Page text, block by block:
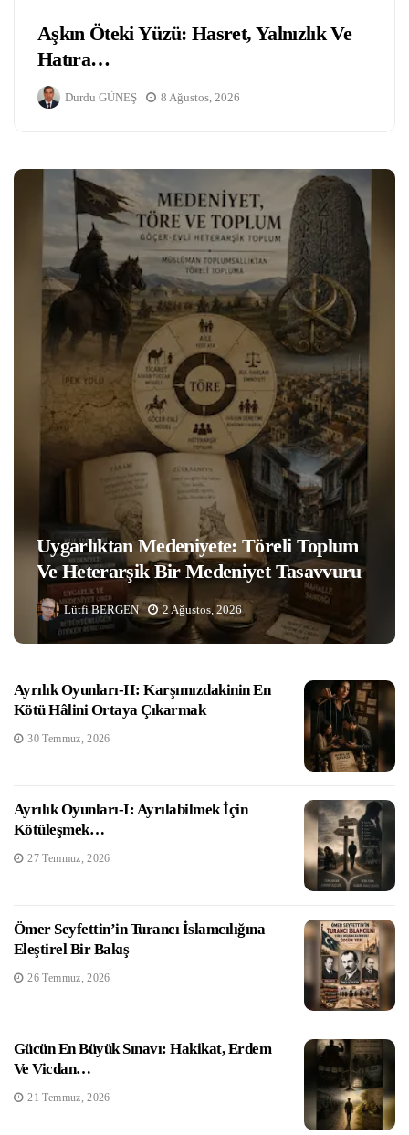
Aşkın Öteki Yüzü: Hasret, Yalnızlık Ve
Hatıra…
Durdu GÜNEŞ 8 Ağustos, 2026
Uygarlıktan Medeniyete: Töreli Toplum
Ve Heterarşik Bir Medeniyet Tasavvuru
Lütfi BERGEN 2 Ağustos, 2026
Ayrılık Oyunları-II: Karşımızdakinin En
Kötü Hâlini Ortaya Çıkarmak
30 Temmuz, 2026
Ayrılık Oyunları-I: Ayrılabilmek İçin
Kötüleşmek…
27 Temmuz, 2026
Ömer Seyfettin’in Turancı İslamcılığına
Eleştirel Bir Bakış
26 Temmuz, 2026
Gücün En Büyük Sınavı: Hakikat, Erdem
Ve Vicdan…
21 Temmuz, 2026